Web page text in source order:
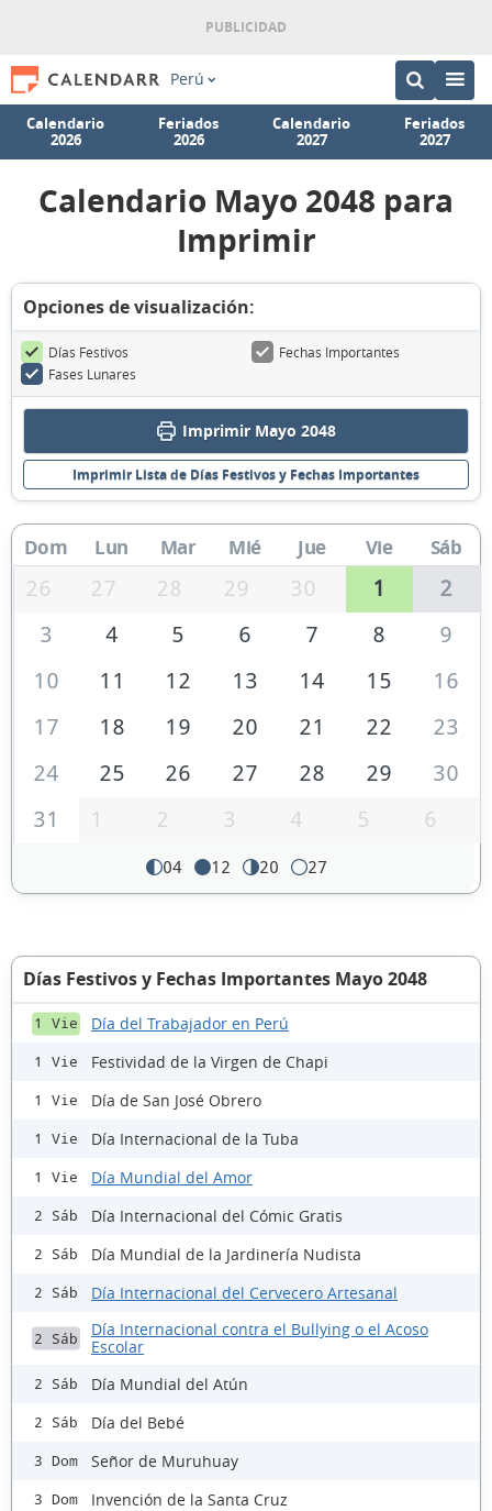
Perú
Calendario
2026
Feriados
2026
Calendario
2027
Feriados
2027
Calendario Mayo 2048 para
Imprimir
Opciones de visualización:
Días Festivos
Fechas Importantes
Fases Lunares
Imprimir Mayo 2048
Imprimir Lista de Días Festivos y Fechas Importantes
Dom Lun Mar Mié Jue Vie Sáb
26 27 28 29 30 1
2
3
4 5 6 7 8
9
10
11 12 13 14 15
16
17
18 19 20 21 22
23
24
25 26 27 28 29
30
31
1 2 3 4 5 6
04 12 20 27
Días Festivos y Fechas Importantes Mayo 2048
1 Vie Día del Trabajador en Perú
1 Vie Festividad de la Virgen de Chapi
1 Vie Día de San José Obrero
1 Vie Día Internacional de la Tuba
1 Vie Día Mundial del Amor
2 Sáb Día Internacional del Cómic Gratis
2 Sáb Día Mundial de la Jardinería Nudista
2 Sáb Día Internacional del Cervecero Artesanal
2 Sáb
Día Internacional contra el Bullying o el Acoso
Escolar
2 Sáb Día Mundial del Atún
2 Sáb Día del Bebé
3 Dom Señor de Muruhuay
3 Dom Invención de la Santa Cruz